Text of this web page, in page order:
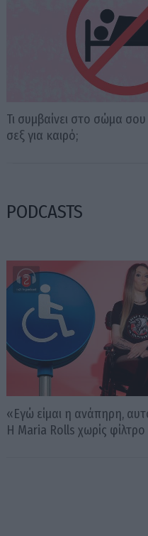
Τι συμβαίνει στο σώμα
σεξ για καιρό;
PODCASTS
«Εγώ είμαι η ανάπηρη,
Η Maria Rolls χωρίς φίλτρο